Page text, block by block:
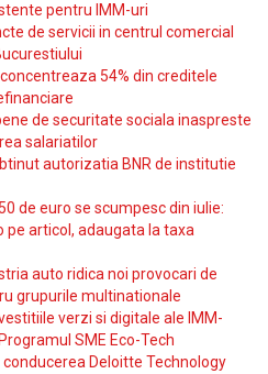
pentru IMM-uri
de servicii in centrul comercial
54% din creditele
de securitate sociala inaspreste
salariatilor
autorizatia BNR de institutie
de euro se scumpesc din iulie:
pe articol, adaugata la taxa
auto ridica noi provocari de
grupurile multinationale
verzi si digitale ale IMM-
SME Eco-Tech
Deloitte Technology